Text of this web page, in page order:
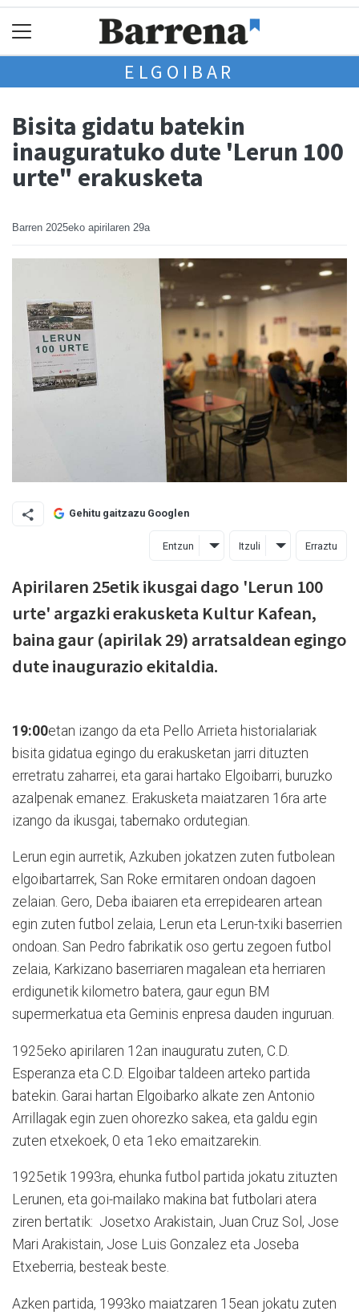
ELGOIBAR
Bisita gidatu batekin
inauguratuko dute 'Lerun 100
urte" erakusketa
Barren 2025eko apirilaren 29a
Gehitu gaitzazu Googlen
Entzun Itzuli Erraztu
Apirilaren 25etik ikusgai dago 'Lerun 100
urte' argazki erakusketa Kultur Kafean,
baina gaur (apirilak 29) arratsaldean egingo
dute inaugurazio ekitaldia.
19:00etan izango da eta Pello Arrieta historialariak
bisita gidatua egingo du erakusketan jarri dituzten
erretratu zaharrei, eta garai hartako Elgoibarri, buruzko
azalpenak emanez. Erakusketa maiatzaren 16ra arte
izango da ikusgai, tabernako ordutegian.
Lerun egin aurretik, Azkuben jokatzen zuten futbolean
elgoibartarrek, San Roke ermitaren ondoan dagoen
zelaian. Gero, Deba ibaiaren eta errepidearen artean
egin zuten futbol zelaia, Lerun eta Lerun-txiki baserrien
ondoan. San Pedro fabrikatik oso gertu zegoen futbol
zelaia, Karkizano baserriaren magalean eta herriaren
erdigunetik kilometro batera, gaur egun BM
supermerkatua eta Geminis enpresa dauden inguruan.
1925eko apirilaren 12an inauguratu zuten, C.D.
Esperanza eta C.D. Elgoibar taldeen arteko partida
batekin. Garai hartan Elgoibarko alkate zen Antonio
Arrillagak egin zuen ohorezko sakea, eta galdu egin
zuten etxekoek, 0 eta 1eko emaitzarekin.
1925etik 1993ra, ehunka futbol partida jokatu zituzten
Lerunen, eta goi-mailako makina bat futbolari atera
ziren bertatik: Josetxo Arakistain, Juan Cruz Sol, Jose
Mari Arakistain, Jose Luis Gonzalez eta Joseba
Etxeberria, besteak beste.
Azken partida, 1993ko maiatzaren 15ean jokatu zuten